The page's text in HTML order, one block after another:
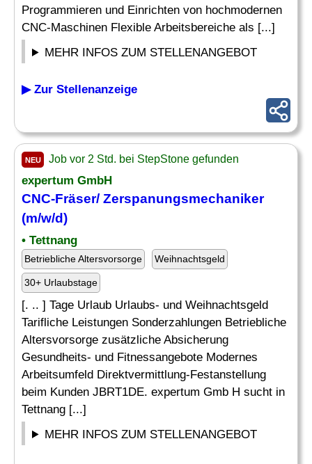
Programmieren und Einrichten von hochmodernen
CNC-Maschinen Flexible Arbeitsbereiche als [...]
MEHR INFOS ZUM STELLENANGEBOT
▶ Zur Stellenanzeige
NEU Job vor 2 Std. bei StepStone gefunden
expertum GmbH
CNC-Fräser/ Zerspanungsmechaniker
(m/w/d)
• Tettnang
Betriebliche Altersvorsorge Weihnachtsgeld
30+ Urlaubstage
[. .. ] Tage Urlaub Urlaubs- und Weihnachtsgeld
Tarifliche Leistungen Sonderzahlungen Betriebliche
Altersvorsorge zusätzliche Absicherung
Gesundheits- und Fitnessangebote Modernes
Arbeitsumfeld Direktvermittlung-Festanstellung
beim Kunden JBRT1DE. expertum Gmb H sucht in
Tettnang [...]
MEHR INFOS ZUM STELLENANGEBOT